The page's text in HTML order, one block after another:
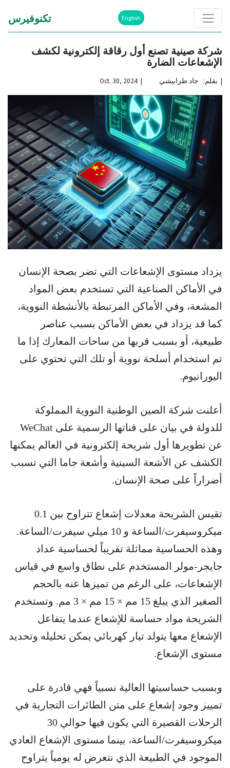
English تكنوفيرس
شركة صينية تصنع أول رقاقة إلكترونية لكشف
الإشعاعات الضارة
| بقلم: جاد طرابيشي | Oct. 30, 2024
يزداد مستوى الإشعاعات التي تضر بصحة الإنسان
في الأماكن الصناعية التي تستخدم بعض المواد
المشعة، وفي الأماكن المرتبطة بالأنشطة النووية،
كما قد يزداد في بعض الأماكن بسبب عناصر
طبيعية، أو بسبب قربها من ساحات المعارك إذا ما
تم استخدام أسلحة نووية أو تلك التي تحتوي على
اليورانيوم.
أعلنت شركة الصين الوطنية النووية المملوكة
للدولة في بيان على قناتها الرسمية على WeChat
عن تطويرها أول شريحة إلكترونية في العالم يمكنها
الكشف عن الأشعة السينية وأشعة جاما التي تسبب
أضراراً على صحة الإنسان.
تقيس الشريحة معدلات إشعاع تتراوح بين 0.1
ميكروسيفرت/الساعة و 10 ميلي سيفرت/الساعة.
وهذه الحساسية مماثلة تقريباً لحساسية عداد
جايجر-مولر المستخدم على نطاق واسع في قياس
الإشعاعات، على الرغم من تميزها عنه بالحجم
الصغير الذي يبلغ 15 مم × 15 مم × 3 مم. وتستخدم
الشريحة مواد حساسة للإشعاع عندما يتفاعل
الإشعاع معها يتولد تيار كهربائي يمكن تحليله وتحديد
مستوى الإشعاع.
وبسبب حساسيتها العالية نسبياً فهي قادرة على
تمييز وجود إشعاع على متن الطائرات التجارية في
الرحلات القصيرة التي يكون فيها حوالي 30
ميكروسيفرت/الساعة، بينما مستوى الإشعاع العادي
الموجود في الطبيعة الذي نتعرض له يومياً يتراوح